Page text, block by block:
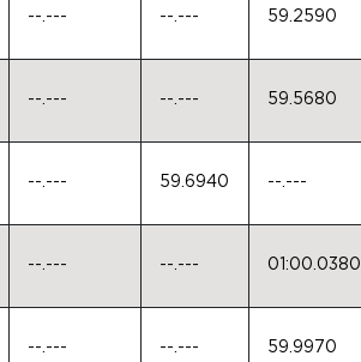
--.--- --.--- 59.2590
--.--- --.--- 59.5680
--.--- 59.6940 --.---
--.--- --.--- 01:00.0380
--.--- --.--- 59.9970